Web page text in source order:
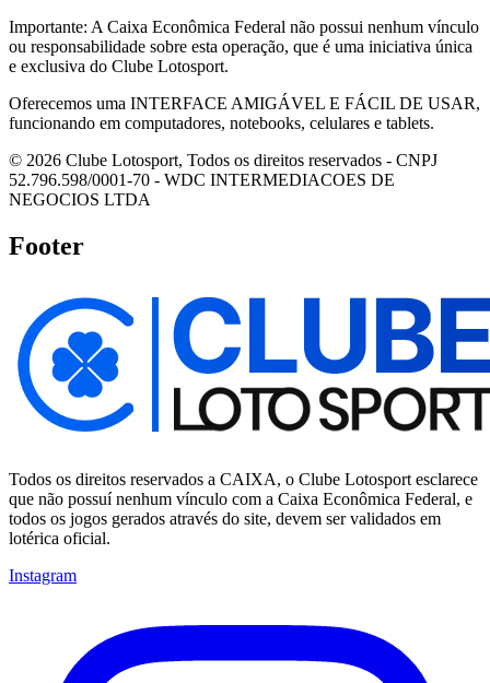
Importante: A Caixa Econômica Federal não possui nenhum vínculo
ou responsabilidade sobre esta operação, que é uma iniciativa única
e exclusiva do Clube Lotosport.
Oferecemos uma INTERFACE AMIGÁVEL E FÁCIL DE USAR,
funcionando em computadores, notebooks, celulares e tablets.
© 2026 Clube Lotosport, Todos os direitos reservados - CNPJ
52.796.598/0001-70 - WDC INTERMEDIACOES DE
NEGOCIOS LTDA
Footer
Todos os direitos reservados a CAIXA, o Clube Lotosport esclarece
que não possuí nenhum vínculo com a Caixa Econômica Federal, e
todos os jogos gerados através do site, devem ser validados em
lotérica oficial.
Instagram